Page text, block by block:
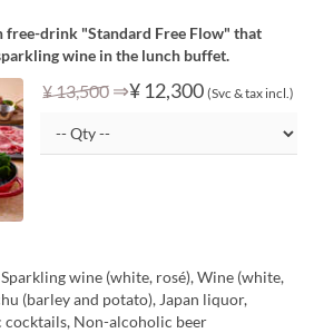
free-drink "Standard Free Flow" that
wine in the lunch buffet.
¥ 13,500 ⇒¥ 12,300 (Svc & tax incl.)
wine (white, rosé), Wine (white,
(barley and potato), Japan liquor,
Non-alcoholic beer